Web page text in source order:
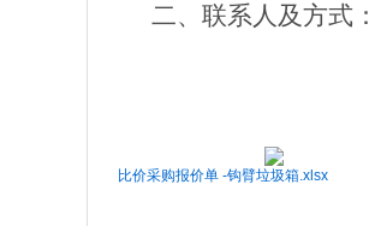
二、联系人及方式：
比价采购报价单 -钩臂垃圾箱.xlsx